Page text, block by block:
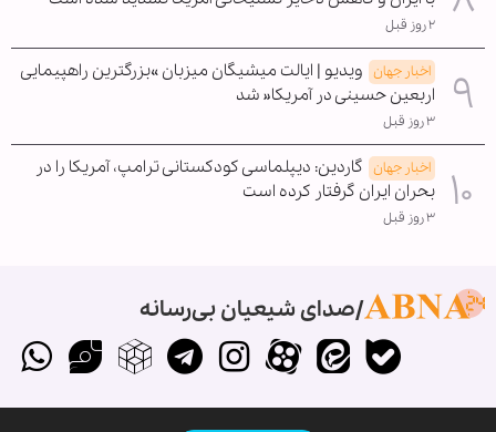
۲ روز قبل
اخبار جهان ویدیو | ایالت میشیگان میزبان »بزرگترین راهپیمایی
اربعین حسینی در آمریکا« شد
۳ روز قبل
اخبار جهان گاردین: دیپلماسی کودکستانی ترامپ، آمریکا را در
بحران ایران گرفتار کرده است
۳ روز قبل
صدای شیعیان بی‌رسانه